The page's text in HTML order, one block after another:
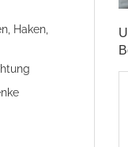
Haken,